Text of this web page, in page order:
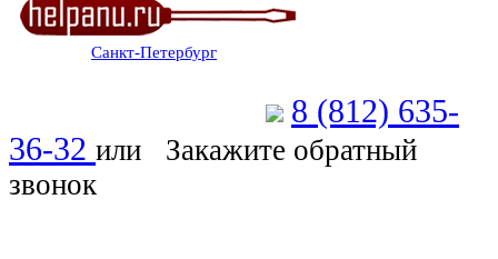
Санкт-Петербург
8 (812) 635-
36-32 или
Закажите обратный
звонок